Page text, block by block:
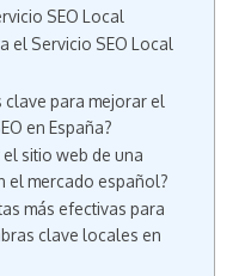
SEO Local
el Servicio SEO Local
clave para mejorar el
en España?
sitio web de una
el mercado español?
más efectivas para
clave locales en